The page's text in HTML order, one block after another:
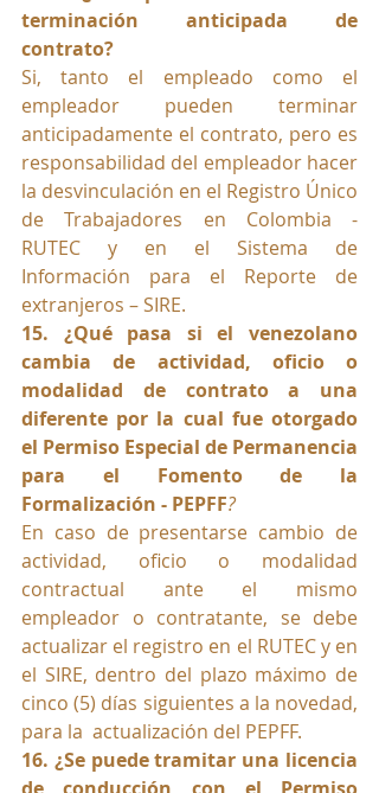
terminación anticipada de
contrato?
Si, tanto el empleado como el
empleador pueden terminar
anticipadamente el contrato, pero es
responsabilidad del empleador hacer
la desvinculación en el Registro Único
de Trabajadores en Colombia -
RUTEC y en el Sistema de
Información para el Reporte de
extranjeros – SIRE.
15. ¿Qué pasa si el venezolano
cambia de actividad, oficio o
modalidad de contrato a una
diferente por la cual fue otorgado
el Permiso Especial de Permanencia
para el Fomento de la
Formalización - PEPFF?
En caso de presentarse cambio de
actividad, oficio o modalidad
contractual ante el mismo
empleador o contratante, se debe
actualizar el registro en el RUTEC y en
el SIRE, dentro del plazo máximo de
cinco (5) días siguientes a la novedad,
para la  actualización del PEPFF.
16. ¿Se puede tramitar una licencia